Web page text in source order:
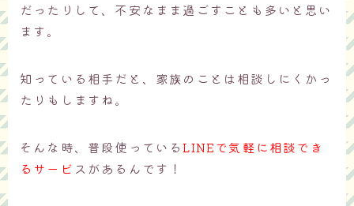
だったりして、不安なまま過ごすことも多いと思い
ます。
知っている相手だと、家族のことは相談しにくかっ
たりもしますね。
そんな時、普段使っているLINEで気軽に相談でき
るサービ スがあるんです！